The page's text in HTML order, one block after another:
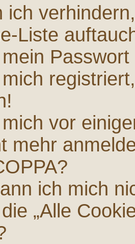
ich
Liste
vor
mehr
ich mich
„Alle